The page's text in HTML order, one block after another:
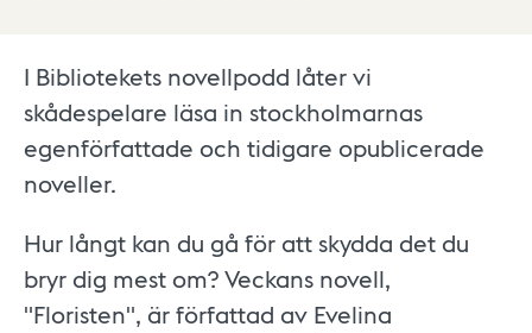
I Bibliotekets novellpodd låter vi
skådespelare läsa in stockholmarnas
egenförfattade och tidigare opublicerade
noveller.
Hur långt kan du gå för att skydda det du
bryr dig mest om? Veckans novell,
"Floristen", är författad av Evelina